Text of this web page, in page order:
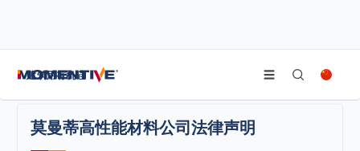
建筑用有机硅
莫曼蒂高性能材料公司法律声明